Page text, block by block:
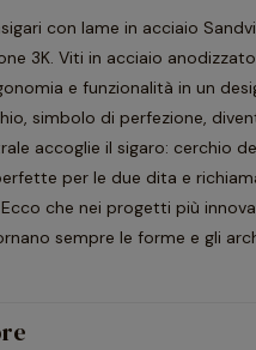
con lame in acciaio
3K. Viti in acciaio
e funzionalità in un
simbolo di perfezione,
accoglie il sigaro: cerchio
per le due dita e
che nei progetti più
sempre le forme e gli